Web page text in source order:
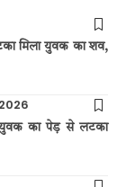
मिला युवक का शव,
युवक का पेड़ से लटका